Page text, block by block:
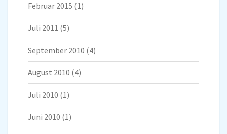
Februar 2015 (1)
Juli 2011 (5)
September 2010 (4)
August 2010 (4)
Juli 2010 (1)
Juni 2010 (1)